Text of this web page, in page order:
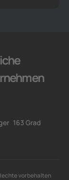
163 Grad
vorbehalten